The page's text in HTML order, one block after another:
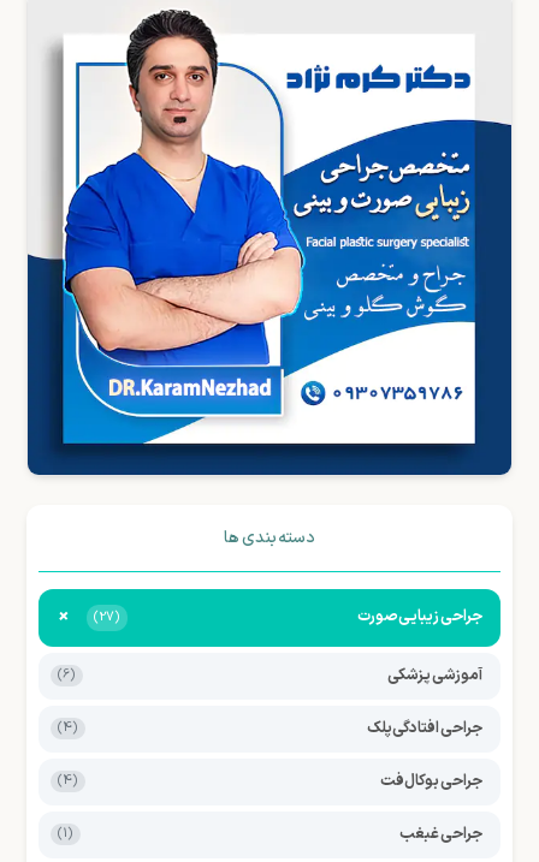
دسته بندی ها
جراحی زیبایی صورت (27)
+
آموزشی پزشکی (6)
جراحی افتادگی پلک (4)
جراحی بوکال فت (4)
جراحی غبغب (1)